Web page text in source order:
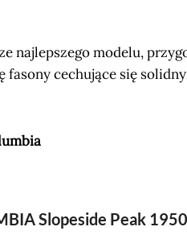
najlepszego modelu,
fasony cechujące się
Slopeside Peak